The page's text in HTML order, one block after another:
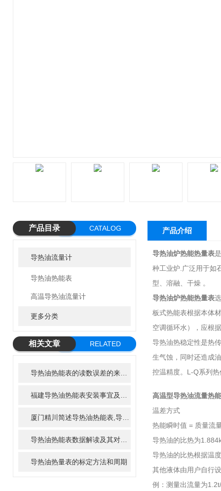
产品目录 CATALOG
导热油流量计
导热油热能表
高温导热油流量计
更多分类
相关文章
RELATED
导热油热量表的标定方法和周期
产品介绍
导热油炉热能热量表
种工业炉.广泛用于如
型、溶融、干燥 。
导热油炉热能热量表
板式热能表根据本体
空调循环水），应根
导热油热稳定性是热
生气蚀，同时还造成
控温精度。L-Q系列
高温型导热油流量热
温差方式
热能瞬时值 = 质量流
导热油的比热为
导热油的比热根据温
其他液体由用户自行
例：测量出流量为